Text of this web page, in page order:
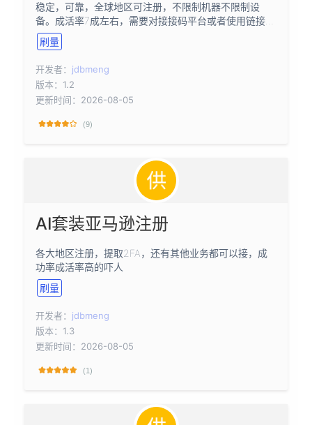
稳定，可靠，全球地区可注册，不限制机器不限制设
备。成活率7成左右，需要对接接码平台或者使用链接提
取手机号，都行
刷量
开发者： jdbmeng
版本：1.2
更新时间：2026-08-05
(9)
AI套装亚马逊注册
各大地区注册，提取2FA，还有其他业务都可以接，成
功率成活率高的吓人
刷量
开发者： jdbmeng
版本：1.3
更新时间：2026-08-05
(1)